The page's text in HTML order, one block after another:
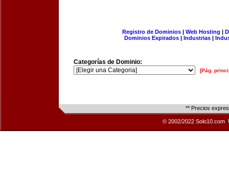
Registro de Dominios| Web Hosting |
Dominios Expirados | Industrias |
Categorías de Dominio:
[Pág.
** Precios
© 2002/2022 Solo10.com